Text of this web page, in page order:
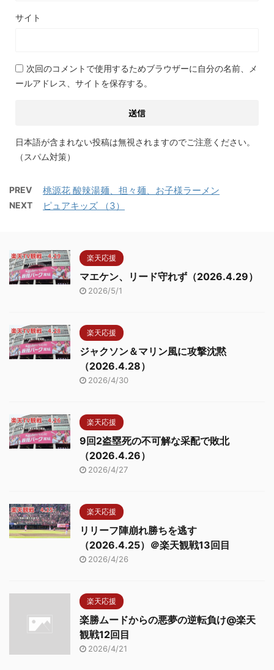
サイト
次回のコメントで使用するためブラウザーに自分の名前、メ
ールアドレス、サイトを保存する。
日本語が含まれない投稿は無視されますのでご注意ください。
（スパム対策）
PREV 桃源花 酸辣湯麺、担々麺、お子様ラーメン
NEXT ピュアキッズ （3）
楽天応援
マエケン、リード守れず（2026.4.29）
2026/5/1
楽天応援
ジャクソン＆マリン風に攻撃沈黙
（2026.4.28）
2026/4/30
楽天応援
9回2盗塁死の不可解な采配で敗北
（2026.4.26）
2026/4/27
楽天応援
リリーフ陣崩れ勝ちを逃す
（2026.4.25）＠楽天観戦13回目
2026/4/26
楽天応援
楽勝ムードからの悪夢の逆転負け@楽天
観戦12回目
2026/4/21